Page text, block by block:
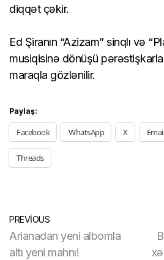
diqqət çəkir.
Ed Şiranın “Azizam” sinqlı və
musiqisinə dönüşü
maraqla gözlənilir.
Paylaş:
Facebook WhatsApp X Email
Threads
PREVIOUS
Arianadan yeni albomla
altı yeni mahnı!